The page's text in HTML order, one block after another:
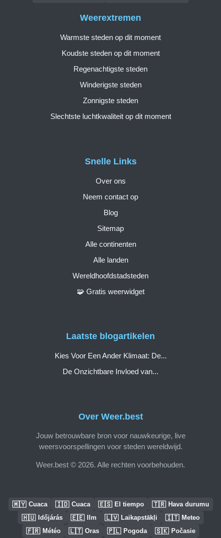
Over Weer.best
Jouw betrouwbare bron voor nauwkeurige, live
weersvoorspellingen voor steden wereldwijd.
Weer.best © 2026. Alle rechten voorbehouden.
Snelle Links
Over ons
Neem contact op
Blog
Sitemap
Alle continenten
Alle landen
Wereldhoofdstadsteden
🧩 Gratis weerwidget
Weerextremen
Warmste steden op dit moment
Koudste steden op dit moment
Regenachtigste steden
Winderigste steden
Zonnigste steden
Slechtste luchtkwaliteit op dit moment
Laatste blogartikelen
Kies Voor Een Ander Klimaat: De...
De Onzichtbare Invloed van...
🇲🇾 Cuaca 🇮🇩 Cuaca 🇪🇸 El tiempo 🇹🇷 Hava durumu
🇭🇺 Időjárás 🇪🇪 Ilm 🇱🇻 Laikapstākļi 🇮🇹 Meteo
🇫🇷 Météo 🇱🇹 Oras 🇵🇱 Pogoda 🇸🇰 Počasie